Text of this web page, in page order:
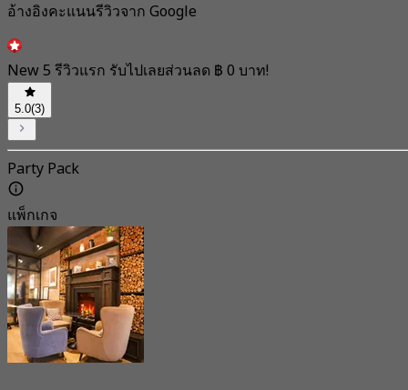
อ้างอิงคะแนนรีวิวจาก Google
New 5 รีวิวแรก รับไปเลยส่วนลด ฿ 0 บาท!
5.0(3)
Party Pack
แพ็กเกจ